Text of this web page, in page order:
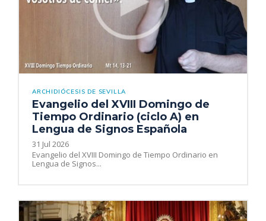
ARCHIDIÓCESIS DE SEVILLA
Evangelio del XVIII Domingo de
Tiempo Ordinario (ciclo A) en
Lengua de Signos Española
31 Jul 2026
Evangelio del XVIII Domingo de Tiempo Ordinario en
Lengua de Signos...